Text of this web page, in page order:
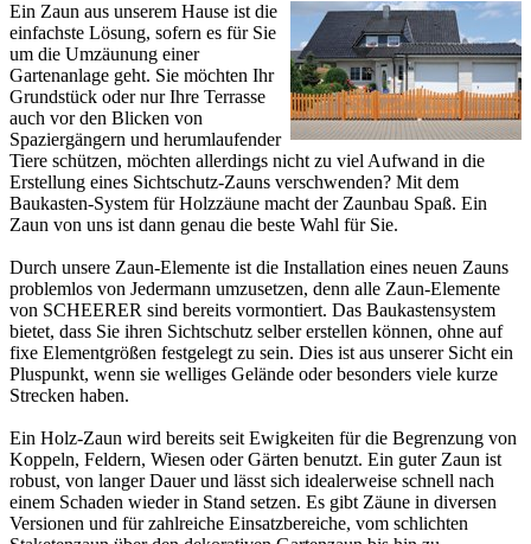
Ein Zaun aus unserem Hause ist die
einfachste Lösung, sofern es für Sie
um die Umzäunung einer
Gartenanlage geht. Sie möchten Ihr
Grundstück oder nur Ihre Terrasse
auch vor den Blicken von
Spaziergängern und herumlaufender
Tiere schützen, möchten allerdings nicht zu viel Aufwand in die
Erstellung eines Sichtschutz-Zauns verschwenden? Mit dem
Baukasten-System für Holzzäune macht der Zaunbau Spaß. Ein
Zaun von uns ist dann genau die beste Wahl für Sie.
Durch unsere Zaun-Elemente ist die Installation eines neuen Zauns
problemlos von Jedermann umzusetzen, denn alle Zaun-Elemente
von SCHEERER sind bereits vormontiert. Das Baukastensystem
bietet, dass Sie ihren Sichtschutz selber erstellen können, ohne auf
fixe Elementgrößen festgelegt zu sein. Dies ist aus unserer Sicht ein
Pluspunkt, wenn sie welliges Gelände oder besonders viele kurze
Strecken haben.
Ein Holz-Zaun wird bereits seit Ewigkeiten für die Begrenzung von
Koppeln, Feldern, Wiesen oder Gärten benutzt. Ein guter Zaun ist
robust, von langer Dauer und lässt sich idealerweise schnell nach
einem Schaden wieder in Stand setzen. Es gibt Zäune in diversen
Versionen und für zahlreiche Einsatzbereiche, vom schlichten